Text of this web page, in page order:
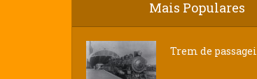
Mais Populares
Trem de